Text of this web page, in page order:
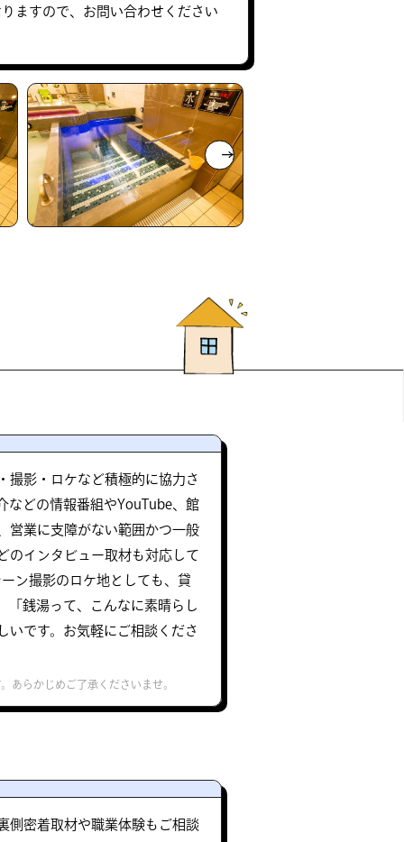
ますので、お問い合わせください
撮影・ロケなど積極的に協力さ
などの情報番組やYouTube、館
営業に支障がない範囲かつ一般
のインタビュー取材も対応して
ン撮影のロケ地としても、貸
「銭湯って、こんなに素晴らし
いです。お気軽にご相談くださ
あらかじめご了承くださいませ。
側密着取材や職業体験もご相談